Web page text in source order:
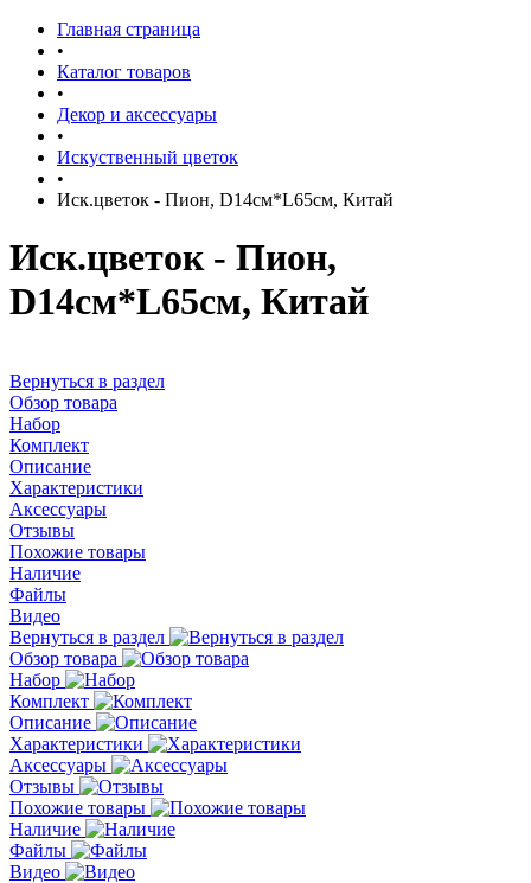
Главная страница
•
Каталог товаров
•
Декор и аксессуары
•
Искуственный цветок
•
Иск.цветок - Пион, D14см*L65см, Китай
Иск.цветок - Пион,
D14см*L65см, Китай
Вернуться в раздел
Обзор товара
Набор
Комплект
Описание
Характеристики
Аксессуары
Отзывы
Похожие товары
Наличие
Файлы
Видео
Вернуться в раздел
Обзор товара
Набор
Комплект
Описание
Характеристики
Аксессуары
Отзывы
Похожие товары
Наличие
Файлы
Видео